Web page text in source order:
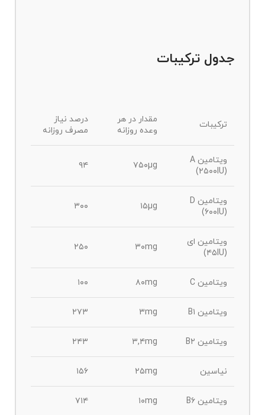
جدول ترکیبات
ترکیبات
مقدار در هر
وعده روزانه
درصد نیاز
مصرف روزانه
ویتامین A
(۲۵۰۰IU)
۷۵۰µg ۹۴
ویتامین D
(۶۰۰IU)
۱۵µg ۳۰۰
ویتامین ای
(۴۵IU)
۳۰mg ۲۵۰
ویتامین C ۸۰mg ۱۰۰
ویتامین B۱ ۳mg ۲۷۳
ویتامین B۲ ۳,۴mg ۲۴۳
نیاسین ۲۵mg ۱۵۶
ویتامین B۶ ۱۰mg ۷۱۴